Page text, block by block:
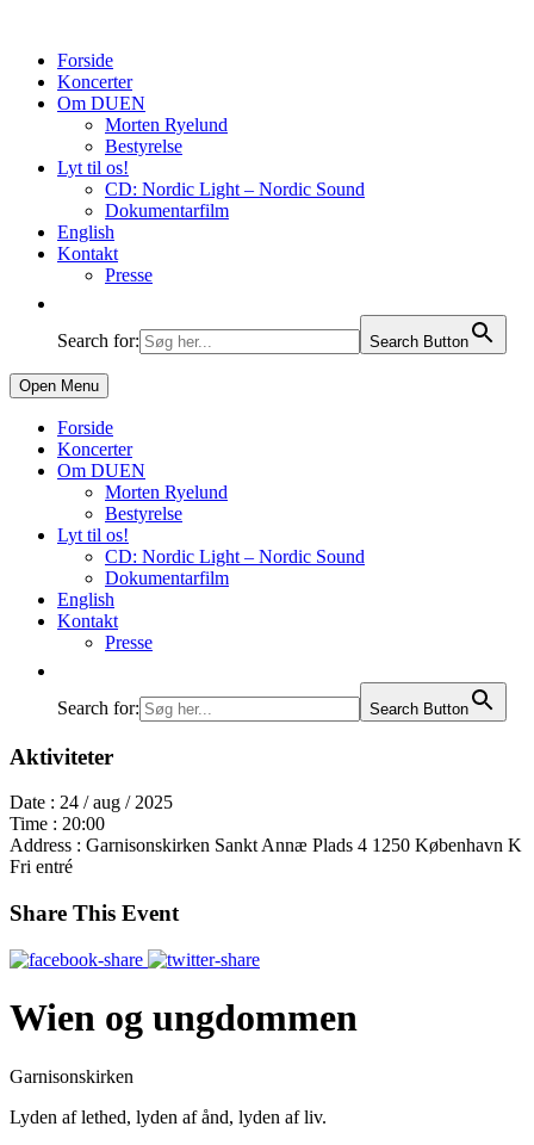
Forside
Koncerter
Om DUEN
Morten Ryelund
Bestyrelse
Lyt til os!
CD: Nordic Light – Nordic Sound
Dokumentarfilm
English
Kontakt
Presse
Search for: Search Button
Open Menu
Forside
Koncerter
Om DUEN
Morten Ryelund
Bestyrelse
Lyt til os!
CD: Nordic Light – Nordic Sound
Dokumentarfilm
English
Kontakt
Presse
Search for: Search Button
Aktiviteter
Date : 24 / aug / 2025
Time : 20:00
Address : Garnisonskirken Sankt Annæ Plads 4 1250 København K
Fri entré
Share This Event
Wien og ungdommen
Garnisonskirken
Lyden af lethed, lyden af ånd, lyden af liv.